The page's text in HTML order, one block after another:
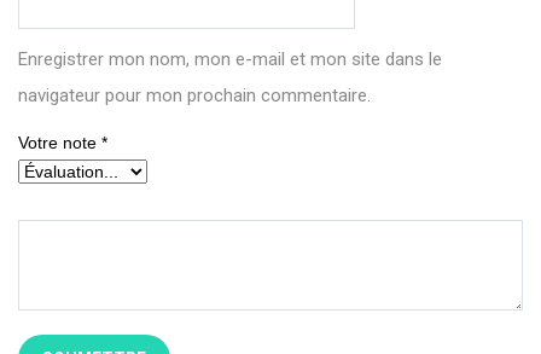
Enregistrer mon nom, mon e-mail et mon site dans le
navigateur pour mon prochain commentaire.
Votre note *